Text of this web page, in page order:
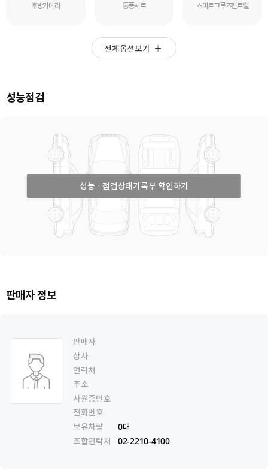
후방카메라 통풍시트 스마트크루즈컨트럴
전체옵션보기
성능점검
성능ㆍ점검상태기록부 확인하기
판매자 정보
판매자
상사
연락처
주소
사원증번호
전화번호
보유차량
0대
조합연락처
02-2210-4100